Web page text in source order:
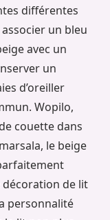
différentes
un bleu
avec un
un
d’oreiller
Wopilo,
couette dans
le beige
décoration de lit
personnalité